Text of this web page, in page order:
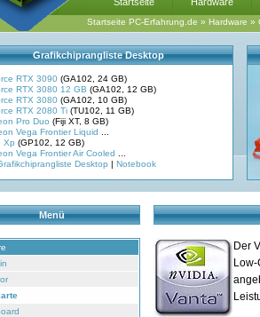
Startseite PC-Erfahrung.de » Hardware »
Grafikchiprangliste Desktop
RTX 3090 (GA102, 24 GB)
RTX 3080 12 GB (GA102, 12 GB)
RTX 3080 (GA102, 10 GB)
RTX 2080 Ti (TU102, 11 GB)
Pro Duo (Fiji XT, 8 GB)
Vega Frontier Liquid
Xp (GP102, 12 GB)
Vega Frontier Air Cooled
Desktop | Notebook
Menü
Der